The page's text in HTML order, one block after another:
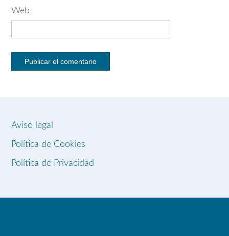
Web
Aviso legal
Política de Cookies
Política de Privacidad